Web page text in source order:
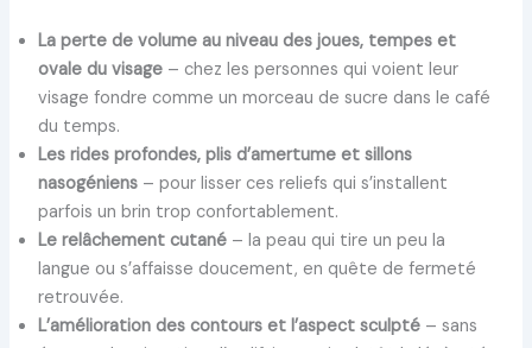
La perte de volume au niveau des joues, tempes et
ovale du visage– chez les personnes qui voient leur
visage fondre comme un morceau de sucre dans le café
du temps.
Les rides profondes, plis d’amertume et sillons
nasogéniens– pour lisser ces reliefs qui s’installent
parfois un brin trop confortablement.
Le relâchement cutané– la peau qui tire un peu la
langue ou s’affaisse doucement, en quête de fermeté
retrouvée.
L’amélioration des contours et l’aspect sculpté– sans